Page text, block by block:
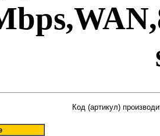
Код (артикул)